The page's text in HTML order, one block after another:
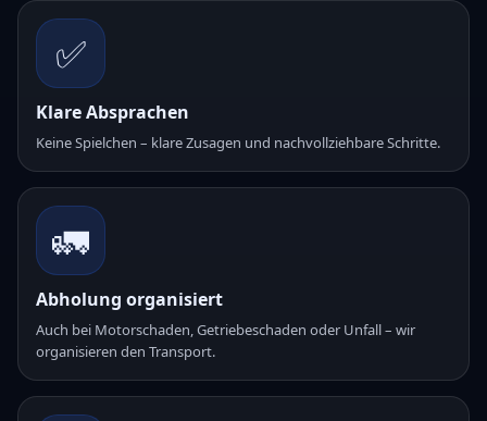
✅
Klare Absprachen
Keine Spielchen – klare Zusagen und nachvollziehbare Schritte.
🚛
Abholung organisiert
Auch bei Motorschaden, Getriebeschaden oder Unfall – wir
organisieren den Transport.